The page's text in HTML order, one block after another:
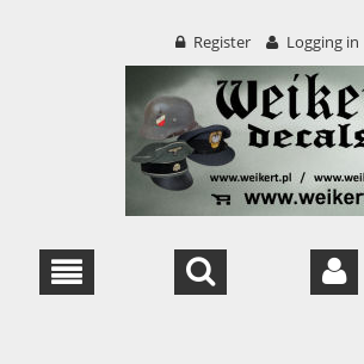
Register Logging in